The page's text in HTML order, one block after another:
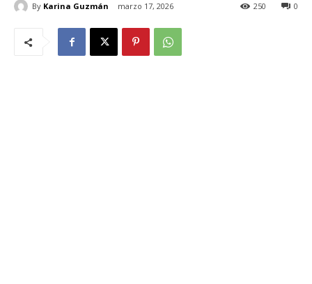
By Karina Guzmán marzo 17, 2026 0
250